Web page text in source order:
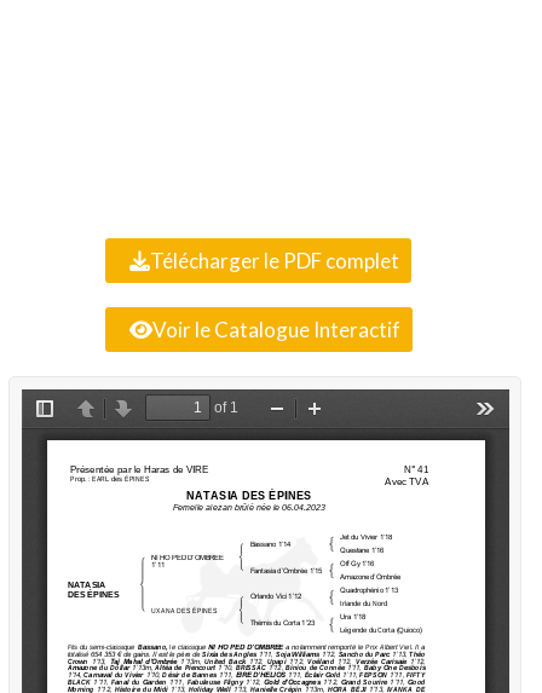
Télécharger le PDF complet
Voir le Catalogue Interactif